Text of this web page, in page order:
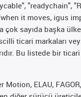
"readychain",
it moves, igus
sayıda başka
ticari markaları
Bu listede bir
ELAU,